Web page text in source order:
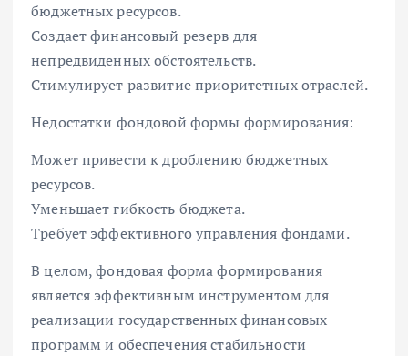
бюджетных ресурсов.
Создает финансовый резерв для
непредвиденных обстоятельств.
Стимулирует развитие приоритетных отраслей.
Недостатки фондовой формы формирования:
Может привести к дроблению бюджетных
ресурсов.
Уменьшает гибкость бюджета.
Требует эффективного управления фондами.
В целом, фондовая форма формирования
является эффективным инструментом для
реализации государственных финансовых
программ и обеспечения стабильности